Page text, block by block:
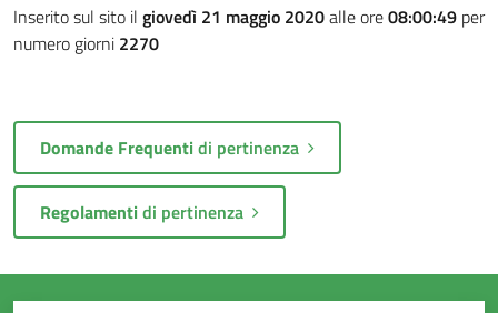
Inserito sul sito il giovedì 21 maggio 2020alle ore08:00:49 per
numero giorni 2270
Domande Frequentidi pertinenza
Regolamentidi pertinenza